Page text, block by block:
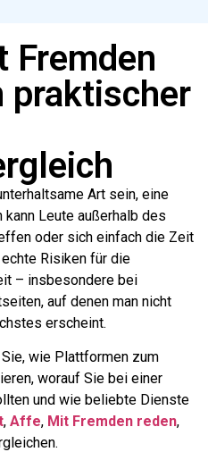
Fremden
praktischer
Art sein, eine
kann Leute außerhalb des
oder sich einfach die Zeit
Risiken für die
– insbesondere bei
auf denen man nicht
erscheint.
wie Plattformen zum
worauf Sie bei einer
und wie beliebte Dienste
, Affe, Mit Fremden reden,